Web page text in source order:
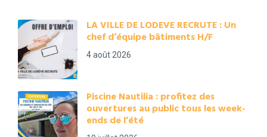
LA VILLE DE LODEVE RECRUTE : Un
chef d’équipe bâtiments H/F
4 août 2026
Piscine Nautilia : profitez des
ouvertures au public tous les week-
ends de l’été